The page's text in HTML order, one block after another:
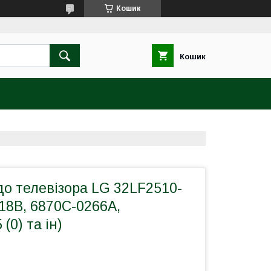
Кошик
Кошик
телевізора LG 32LF2510-
6870C-0266A,
та ін)